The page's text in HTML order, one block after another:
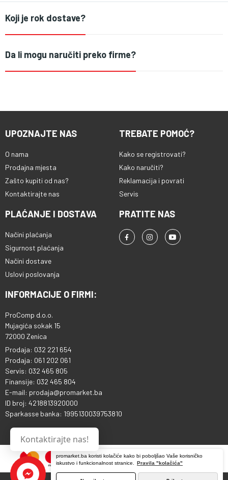
promarket.ba koristi kolačiće kako bi poboljšao Vaše korisničko
iskustvo i funkcionalnost stranice.
Pravila "kolačića"
Koji je rok dostave?
Da li mogu naručiti preko firme?
UPOZNAJTE NAS
O nama
Prodajna mjesta
Zašto kupiti od nas?
Kontaktirajte nas
TREBATE POMOĆ?
Kako se registrovati?
Kako naručiti?
Reklamacija i povrati
Servis
PLAĆANJE I DOSTAVA
Načini plaćanja
Sigurnost plaćanja
Načini dostave
Uslovi poslovanja
PRATITE NAS
INFORMACIJE O FIRMI:
ProComp d.o.o.
Mujagića sokak 15
72000 Zenica
Prodaja: 032 221 654
Prodaja: 061 202 061
Servis: 032 465 805
Finansije: 032 465 804
E-mail: prodaja@promarket.ba
ID broj: 4218813920000
Sparkasse banka: 1995130039753810
Kontaktirajte nas!